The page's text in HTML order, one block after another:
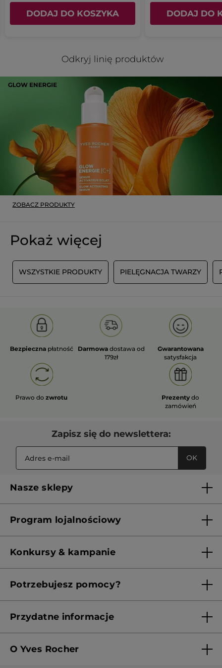
DODAJ DO KOSZYKA DODAJ DO
Odkryj linię produktów
GLOW ENERGIE
ZOBACZ PRODUKTY
Pokaż więcej
WSZYSTKIE PRODUKTY PIELĘGNACJA TWARZY
Bezpieczna płatność Darmowa dostawa od
179zł
Gwarantowana
satysfakcja
Prawo dozwrotu Prezenty do
zamówień
Zapisz się do newslettera:
OK
Nasze sklepy
Franczyza
Program lojalnościowy
Konkursy & kampanie
Potrzebujesz pomocy?
Przydatne informacje
Polityka prywatności
O Yves Rocher